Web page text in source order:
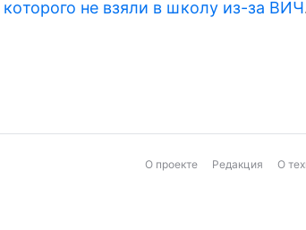
не взяли в школу из-за ВИЧ
О проекте Редакция О